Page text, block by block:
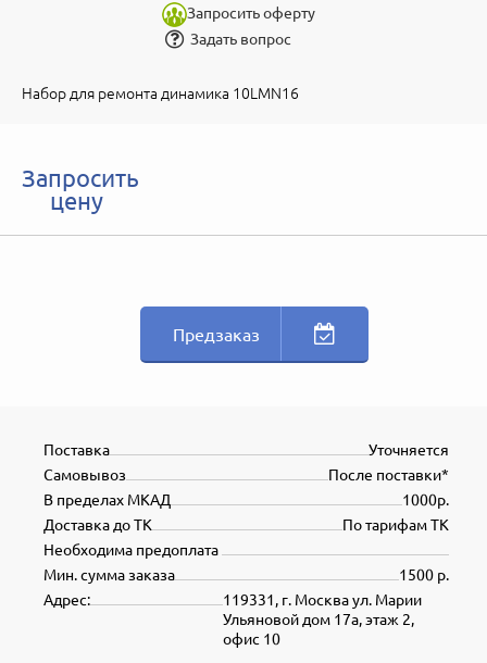
Запросить оферту
Задать вопрос
Набор для ремонта динамика 10LMN16
Запросить
цену
Предзаказ
Уточняется
Поставка
После поставки*
Самовывоз
1000р.
В пределах МКАД
По тарифам ТК
Доставка до ТК
Необходима предоплата
1500 р.
Мин. сумма заказа
119331, г. Москва ул. Марии
Ульяновой дом 17а, этаж 2,
офис 10
Адрес: